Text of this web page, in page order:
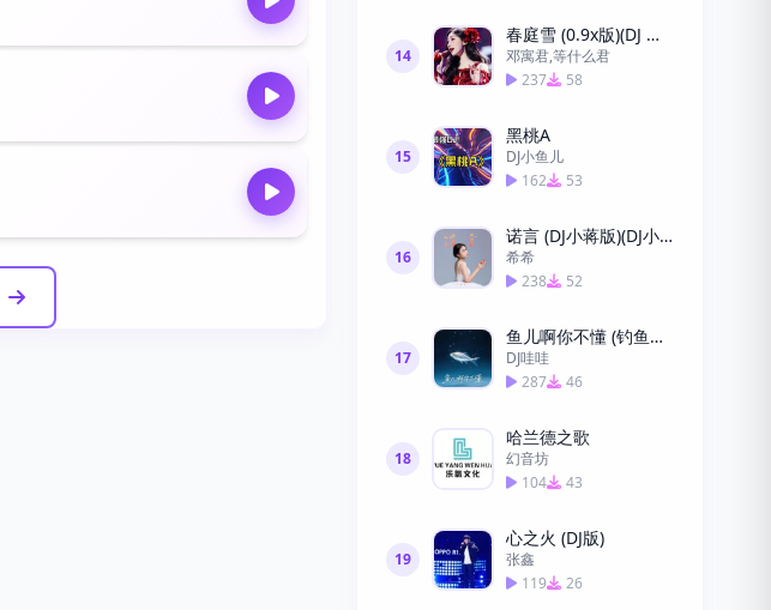
14
春庭雪 (0.9x版)(DJ Wave版)
邓寓君,等什么君
237
58
15
黑桃A
DJ小鱼儿
162
53
16
诺言 (DJ小蒋版)(DJ小蒋版)
希希
238
52
17
鱼儿啊你不懂 (钓鱼进行曲)
DJ哇哇
287
46
18
哈兰德之歌
幻音坊
104
43
19
心之火 (DJ版)
张鑫
119
26